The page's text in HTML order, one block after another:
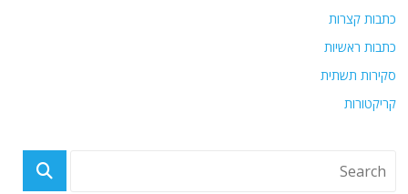
כתבות קצרות
כתבות ראשיות
סקירות תשתית
קריקטורות